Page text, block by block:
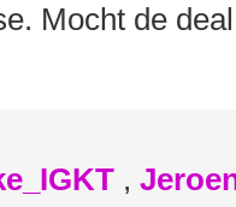
Mocht de
,